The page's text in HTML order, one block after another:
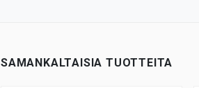
SAMANKALTAISIA TUOTTEITA